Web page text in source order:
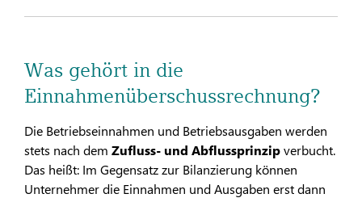
Was gehört in die
Einnahmenüberschussrechnung?
Die Betriebseinnahmen und Betriebsausgaben werden
stets nach dem Zufluss- und Abflussprinzipverbucht.
Das heißt: Im Gegensatz zur Bilanzierung können
Unternehmer die Einnahmen und Ausgaben erst dann